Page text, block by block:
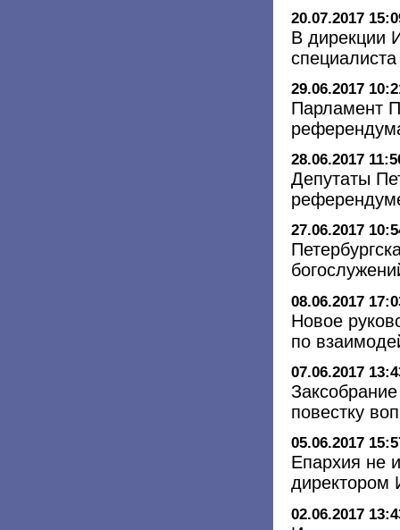
20.07.2017
В дирекции
29.06.2017
Парламент
28.06.2017
Депутаты
27.06.2017
08.06.2017
Новое
по
07.06.2017
повестку
05.06.2017
Епархия не
директором
02.06.2017